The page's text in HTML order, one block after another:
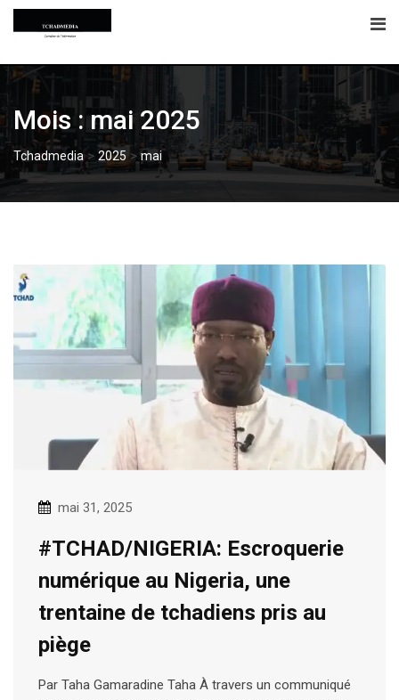
Skip
Mois :mai 2025
Tchadmedia> 2025>mai
mai 31, 2025
#TCHAD/NIGERIA: Escroquerie
numérique au Nigeria, une
trentaine de tchadiens pris au
piège
Par Taha Gamaradine Taha À travers un communiqué